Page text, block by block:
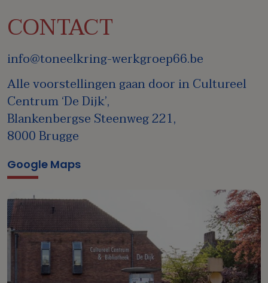
CONTACT
info@toneelkring-werkgroep66.be
Alle voorstellingen gaan door in Cultureel
Centrum ‘De Dijk’,
Blankenbergse Steenweg 221,
8000 Brugge
Google Maps